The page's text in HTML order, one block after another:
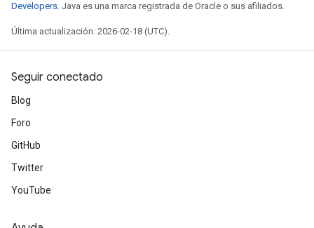
Developers. Java es una marca registrada de Oracle o sus afiliados.
Última actualización: 2026-02-18 (UTC).
Seguir conectado
Blog
Foro
GitHub
Twitter
YouTube